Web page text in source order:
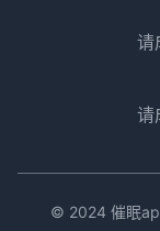
请
请
© 2024 催眠